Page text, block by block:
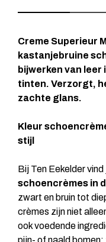
Creme Superieur
kastanjebruine
bijwerken van
tinten. Verzorgt,
zachte glans.
Kleur
stijl
Bij Ten Eekelder
schoencrèmes in
zwart en bruin tot
crèmes zijn niet
ook voedende
pijn- of naald